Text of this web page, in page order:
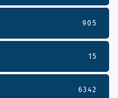
905
15
6342